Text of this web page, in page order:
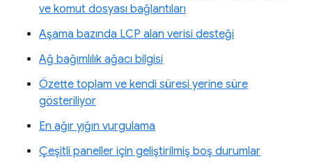
ve komut dosyası bağlantıları
Aşama bazında LCP alan verisi desteği
Ağ bağımlılık ağacı bilgisi
Özette toplam ve kendi süresi yerine süre
gösteriliyor
En ağır yığın vurgulama
Çeşitli paneller için geliştirilmiş boş durumlar